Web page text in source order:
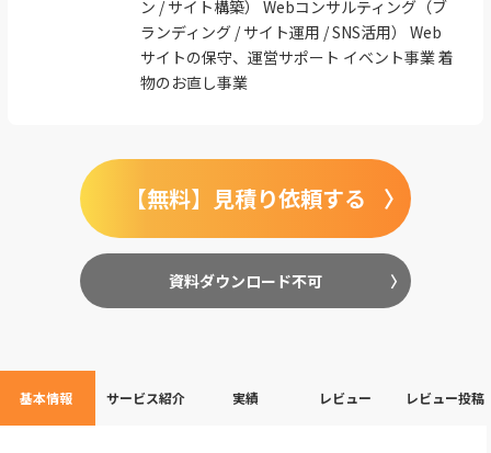
ン / サイト構築） Webコンサルティング（ブ
ランディング / サイト運用 / SNS活用） Web
サイトの保守、運営サポート イベント事業 着
物のお直し事業
【無料】見積り依頼する
資料ダウンロード不可
基本情報 サービス紹介 実績 レビュー レビュー投稿